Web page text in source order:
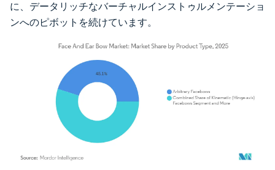
に、データリッチなバーチャルインストゥルメンテーショ
ンへのピボットを続けています。